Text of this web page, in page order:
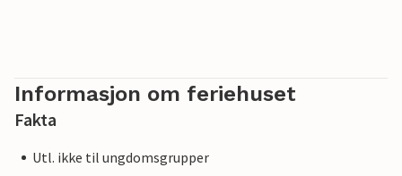
Informasjon om feriehuset
Fakta
Utl. ikke til ungdomsgrupper